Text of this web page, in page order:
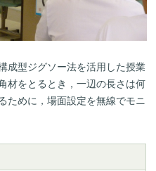
成型ジグソー法を活用した授業
材をとるとき，一辺の長さは何
ために，場面設定を無線でモニ